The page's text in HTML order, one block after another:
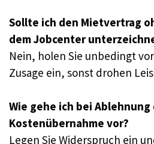
Sollte ich den Mietvertrag
dem Jobcenter
Nein, holen Sie unbedingt
Zusage ein, sonst drohen
Wie gehe ich bei Ablehnung
Kostenübernahme vor?
Legen Sie Widerspruch ein